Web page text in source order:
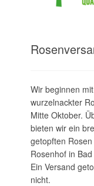
Wir beginnen
wurzelnackter
Mitte Oktober.
bieten wir ein
getopften
Rosenhof in
Ein Versand
nicht.